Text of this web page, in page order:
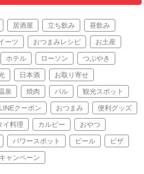
居酒屋 立ち飲み 昼飲み
ーツ おつまみレシピ お土産
ホテル ローソン つぶやき
日本酒 お取り寄せ
泉 焼肉 バル 観光スポット
LINEクーポン おつまみ 便利グッズ
イ料理 カルビー おやつ
パワースポット ビール ピザ
キャンペーン